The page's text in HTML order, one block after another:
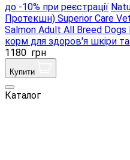
до -10% при реєстрації
Протекшн) Superior Care
Salmon Adult All Breed Dogs
корм для здоров'я шкіри
1180 грн
Купити
Каталог